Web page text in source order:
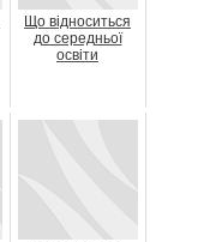
Що відноситься
до середньої
освіти